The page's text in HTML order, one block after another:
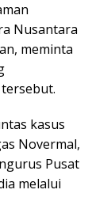
Nusantara
meminta
kasus
Novermal,
Pusat
melalui